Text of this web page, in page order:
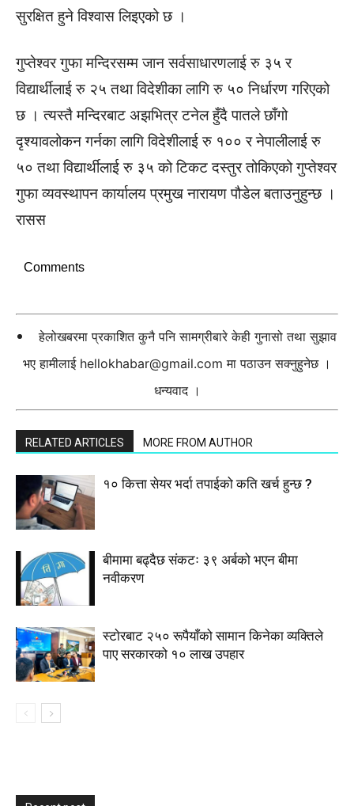
सुरक्षित हुने विश्वास लिइएको छ ।
गुप्तेश्वर गुफा मन्दिरसम्म जान सर्वसाधारणलाई रु ३५ र
विद्यार्थीलाई रु २५ तथा विदेशीका लागि रु ५० निर्धारण गरिएको
छ । त्यस्तै मन्दिरबाट अझभित्र टनेल हुँदै पातले छाँगो
दृश्यावलोकन गर्नका लागि विदेशीलाई रु १०० र नेपालीलाई रु
५० तथा विद्यार्थीलाई रु ३५ को टिकट दस्तुर तोकिएको गुप्तेश्वर
गुफा व्यवस्थापन कार्यालय प्रमुख नारायण पौडेल बताउनुहुन्छ ।
रासस
Comments
हेलोखबरमा प्रकाशित कुनै पनि सामग्रीबारे केही गुनासो तथा सुझाव
भए हामीलाई hellokhabar@gmail.com मा पठाउन सक्नुहुनेछ ।
धन्यवाद ।
RELATED ARTICLES MORE FROM AUTHOR
१० कित्ता सेयर भर्दा तपाईको कति खर्च हुन्छ ?
बीमामा बढ्दैछ संकटः ३९ अर्बको भएन बीमा
नवीकरण
स्टाेरबाट २५० रूपैयाँको सामान किनेका व्यक्तिले
पाए सरकारको १० लाख उपहार